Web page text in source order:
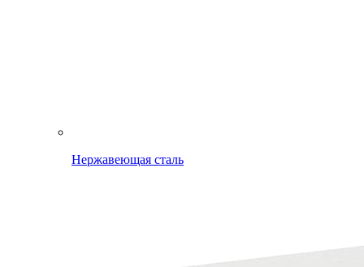
Нержавеющая сталь